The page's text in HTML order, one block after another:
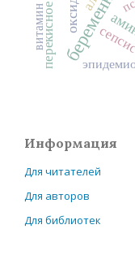
витамин D
Информация
Для читателей
Для авторов
Для библиотек